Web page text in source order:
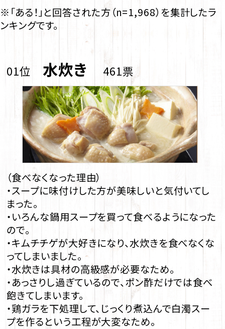
※「ある！」と回答された方（n=1,968）を集計したラ
ンキングです。
01位 水炊き 461票
（食べなくなった理由）
・スープに味付けした方が美味しいと気付いてし
まった。
・いろんな鍋用スープを買って食べるようになった
ので。
・キムチチゲが大好きになり、水炊きを食べなくな
ってしまいました。
・水炊きは具材の高級感が必要なため。
・あっさりし過ぎているので、ポン酢だけでは食べ
飽きてしまいます。
・鶏ガラを下処理して、じっくり煮込んで白濁スー
プを作るという工程が大変なため。